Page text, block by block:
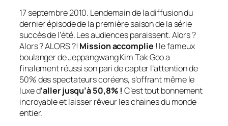
17 septembre 2010. Lendemain de la diffusion du
dernier épisode de la première saison de la série
succès de l’été. Les audiences paraissent. Alors ?
Alors ? ALORS ?! Mission accomplie ! le fameux
boulanger de Jeppangwang Kim Tak Goo a
finalement réussi son pari de capter l’attention de
50% des spectateurs coréens, s’offrant même le
luxe d‘aller jusqu’à 50,8% ! C’est tout bonnement
incroyable et laisser rêveur les chaines du monde
entier.